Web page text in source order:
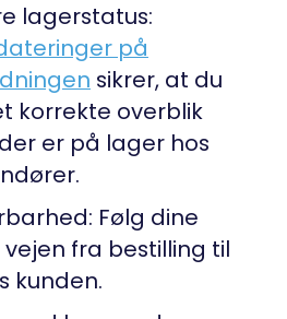
lagerstatus:
på
sikrer, at du
korrekte overblik
er på lager hos
: Følg dine
fra bestilling til
kunden.